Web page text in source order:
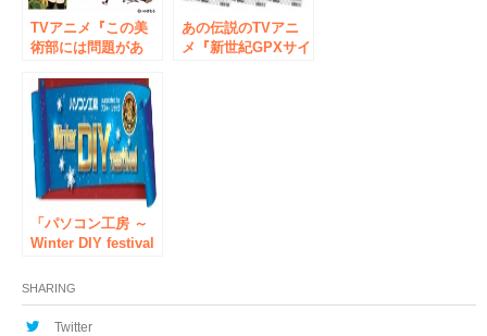
TVアニメ『この美
術部には問題があ
ト第1弾＆キャラ設
定画発表！ ＜小澤
亜李さん、小林裕介
さん、上坂すみれさ
んの出演決定!!＞
あの伝説のTVアニ
メ『新世紀GPXサイ
「パソコン工房 ～
Winter DIY festival
スキー ジサトラ」
イベントを12月17日
（土）に開催！
SHARING
Twitter